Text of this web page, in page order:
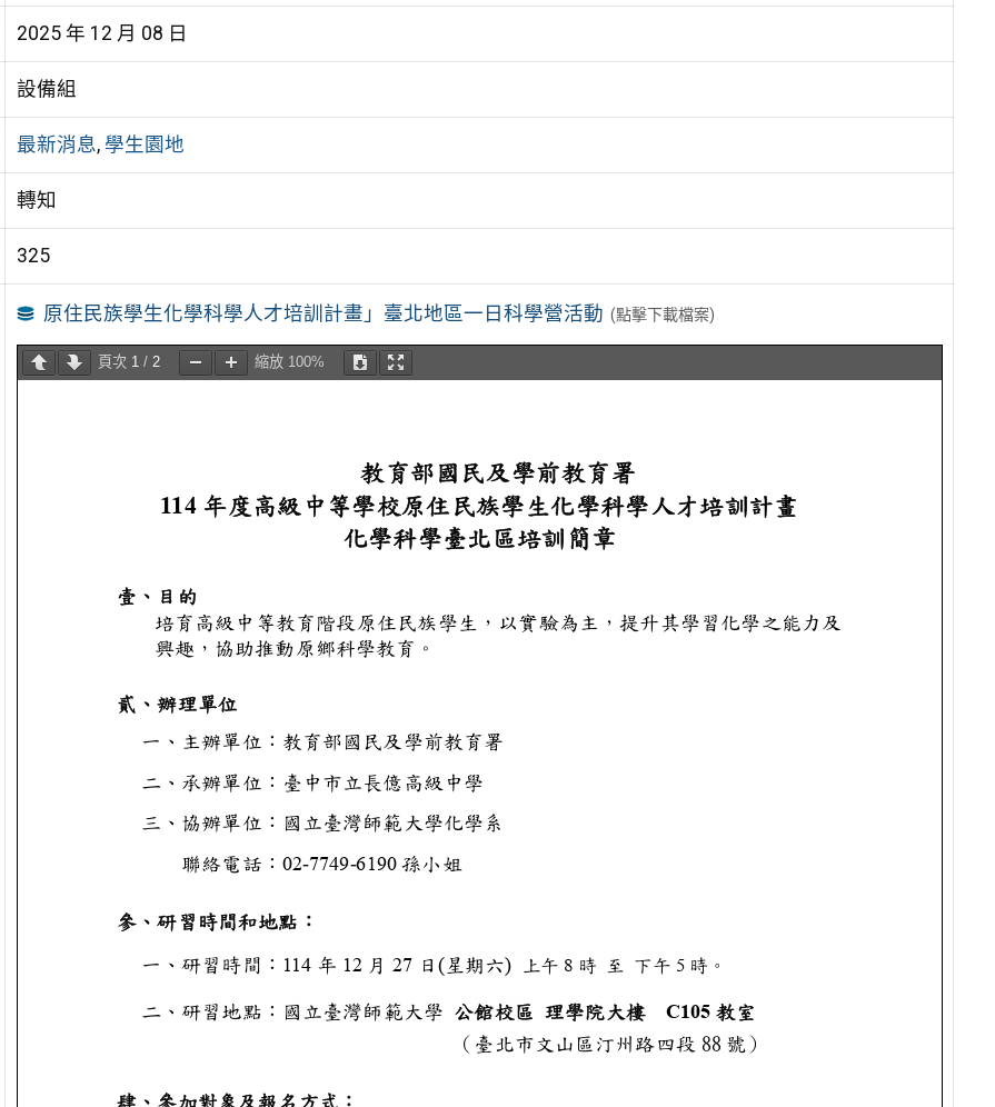
2025 年 12 月 08 日
設備組
最新消息, 學生園地
轉知
325
原住民族學生化學科學人才培訓計畫」臺北地區一日科學營活動 (點擊下載檔案)
頁次 1/ 2 縮放 100%